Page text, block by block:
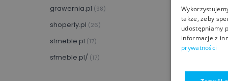
grawernia.pl (98)
shoperly.pl (26)
sfmeble.pl (17)
sfmeble.pl/ (17)
także, żeby
udostępniamy
informacje z
prywatności